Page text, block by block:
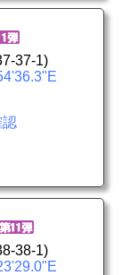
37-1)
認
38-1)